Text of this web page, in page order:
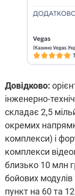
Довідково:
інженерно-
складає 2,5
окремих
комплекси) і
комплекси
близько 10 млн
бойових
пункт на 60 та